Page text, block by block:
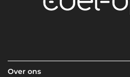
Over ons